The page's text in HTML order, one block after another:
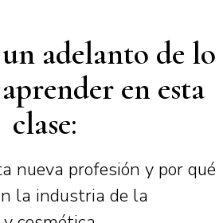
adelanto de lo
en esta
clase:
nueva profesión y por qué
la industria de la